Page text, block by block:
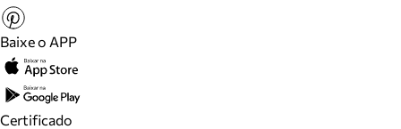
Baixe o APP
Certificado